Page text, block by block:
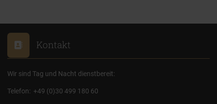
Kontakt
Wir sind Tag und Nacht dienstbereit:
Telefon: +49 (0)30 499 180 60